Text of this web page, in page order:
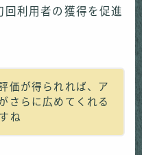
回利用者の獲得を促進
価が得られれば、ア
さらに広めてくれる
ね